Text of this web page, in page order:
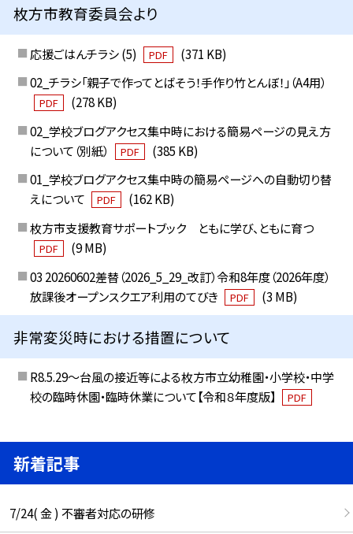
枚方市教育委員会より
応援ごはんチラシ (5) PDF
(371 KB)
02_チラシ「親子で作ってとばそう！手作り竹とんぼ！」（A4用）
PDF
(278 KB)
02_学校ブログアクセス集中時における簡易ページの見え方
について（別紙）
PDF
(385 KB)
01_学校ブログアクセス集中時の簡易ページへの自動切り替
えについて
PDF
(162 KB)
枚方市支援教育サポートブック ともに学び、ともに育つ
PDF
(9 MB)
03 20260602差替（2026_5_29_改訂）令和8年度（2026年度）
放課後オープンスクエア利用のてびき
PDF (3 MB)
非常変災時における措置について
R8.5.29～台風の接近等による枚方市立幼稚園・小学校・中学
校の臨時休園・臨時休業について【令和８年度版】
PDF
新着記事
7/24( 金 ) 不審者対応の研修